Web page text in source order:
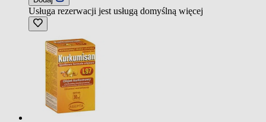
Usługa rezerwacji jest usługą domyślną więcej